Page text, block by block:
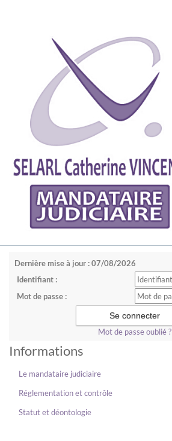
Dernière mise à jour : 07/08/2026
Identifiant :
Mot de passe :
Mot de passe oublié ?
Informations
Le mandataire judiciaire
Réglementation et contrôle
Statut et déontologie